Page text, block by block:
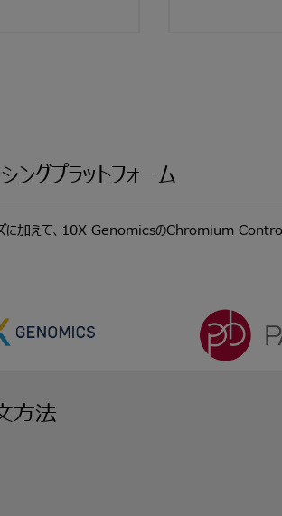
グプラットフォーム
加えて、10X GenomicsのChromium
方法